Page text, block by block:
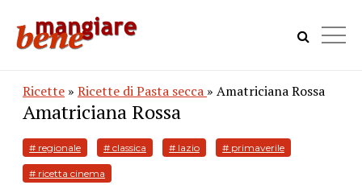
Ricette » Ricette di Pasta secca » Amatriciana Rossa
Amatriciana Rossa
# regionale # classica # lazio # primaverile
# ricetta cinema